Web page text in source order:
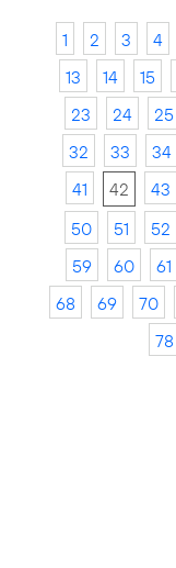
1 2 3 4
13
14 15
23
24 25
32
33 34
41
42 43
50
51 52
59
60 61
68
69 70
78